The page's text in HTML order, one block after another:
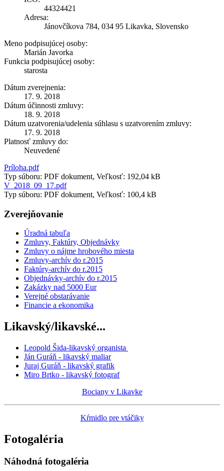
44324421
Adresa:
Jánovčíkova 784, 034 95 Likavka, Slovensko
Meno podpisujúcej osoby:
Marián Javorka
Funkcia podpisujúcej osoby:
starosta
Dátum zverejnenia:
17. 9. 2018
Dátum účinnosti zmluvy:
18. 9. 2018
Dátum uzatvorenia/udelenia súhlasu s uzatvorením zmluvy:
17. 9. 2018
Platnosť zmluvy do:
Neuvedené
Príloha.pdf
Typ súboru: PDF dokument, Veľkosť: 192,04 kB
V_2018_09_17.pdf
Typ súboru: PDF dokument, Veľkosť: 100,4 kB
Zverejňovanie
Úradná tabuľa
Zmluvy, Faktúry, Objednávky
Zmluvy o nájme hrobového miesta
Zmluvy-archív do r.2015
Faktúry-archív do r.2015
Objednávky-archív do r.2015
Zakázky nad 5000 Eur
Verejné obstarávanie
Financie a ekonomika
Likavský/likavské...
Leopold Šida-likavský organista
Ján Guráň - likavský maliar
Juraj Guráň - likavský grafik
Miro Brtko - likavský fotograf
Bociany v Likavke
Kŕmidlo pre vtáčiky
Fotogaléria
Náhodná fotogaléria